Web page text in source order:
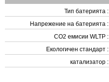
Тип батерията :
Напрежение на батерията :
CO2 емисии WLTP :
Екологичен стандарт :
катализатор :